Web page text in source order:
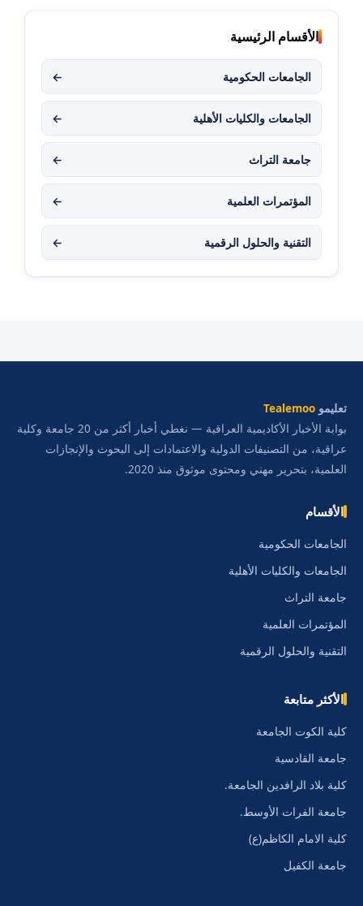
الأقسام الرئيسية
الجامعات الحكومية ←
الجامعات والكليات الأهلية ←
جامعة التراث ←
المؤتمرات العلمية ←
التقنية والحلول الرقمية ←
تعليمو Tealemoo
بوابة الأخبار الأكاديمية العراقية — نغطي أخبار أكثر من 20 جامعة وكلية
عراقية، من التصنيفات الدولية والاعتمادات إلى البحوث والإنجازات
العلمية، بتحرير مهني ومحتوى موثوق منذ 2020.
الأقسام
الجامعات الحكومية
الجامعات والكليات الأهلية
جامعة التراث
المؤتمرات العلمية
التقنية والحلول الرقمية
الأكثر متابعة
كلية الكوت الجامعة
جامعة القادسية
كلية بلاد الرافدين الجامعة.
جامعة الفرات الأوسط.
كلية الامام الكاظم(ع)
جامعة الكفيل